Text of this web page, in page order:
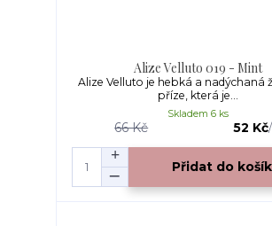
Alize Velluto 019 - Mint
Alize Velluto je hebká a nadýchaná
příze, která je...
66 Kč 52 Kč/
Skladem 6 ks
Přidat do